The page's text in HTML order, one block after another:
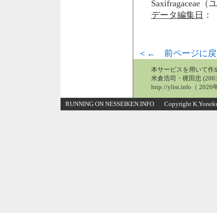
Saxifragaceae（
データ編集日
＜← 前ページに戻
本サービスを用いて作
米倉浩司・梶田忠
http://ylist.info（ 2026
RUNNING ON NESSEIKEN.INFO Copyright